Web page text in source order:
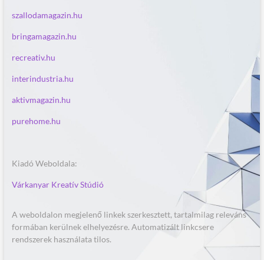
szallodamagazin.hu
bringamagazin.hu
recreativ.hu
interindustria.hu
aktivmagazin.hu
purehome.hu
Kiadó Weboldala:
Várkanyar Kreatív Stúdió
A weboldalon megjelenő linkek szerkesztett, tartalmilag releváns
formában kerülnek elhelyezésre. Automatizált linkcsere
rendszerek használata tilos.